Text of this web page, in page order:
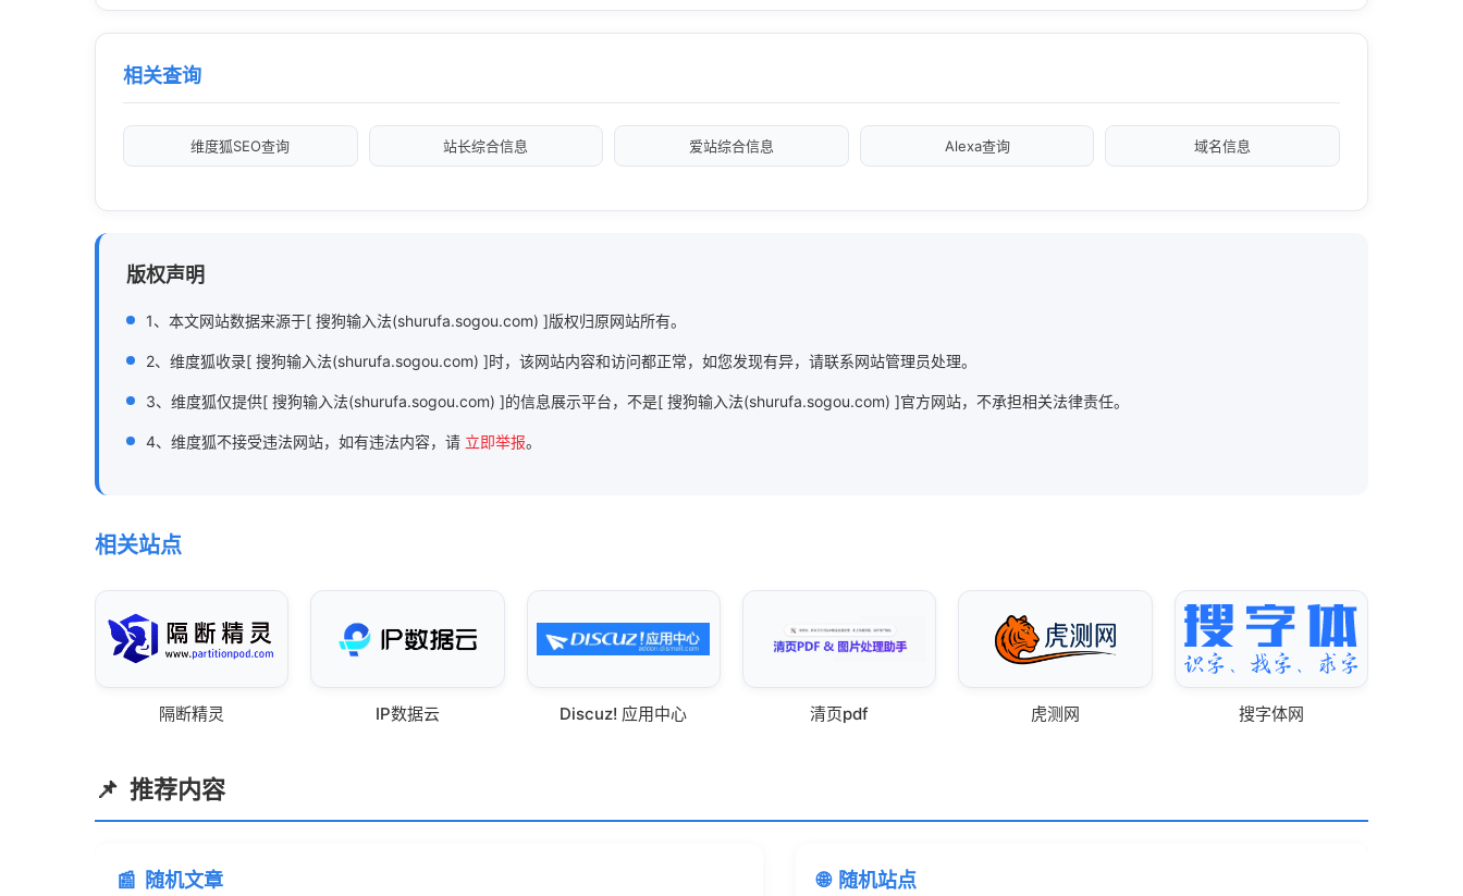
相关查询
维度狐SEO查询 站长综合信息 爱站综合信息 Alexa查询 域名信息
版权声明
1、本文网站数据来源于[ 搜狗输入法(shurufa.sogou.com) ]版权归原网站所有。
2、维度狐收录[ 搜狗输入法(shurufa.sogou.com) ]时，该网站内容和访问都正常，如您发现有异，请联系网站管理员处理。
3、维度狐仅提供[ 搜狗输入法(shurufa.sogou.com) ]的信息展示平台，不是[ 搜狗输入法(shurufa.sogou.com) ]官方网站，不承担相关法律责任。
4、维度狐不接受违法网站，如有违法内容，请 立即举报。
相关站点
隔断精灵 IP数据云 Discuz! 应用中心 清页pdf 虎测网 搜字体网
推荐内容
随机文章 随机站点